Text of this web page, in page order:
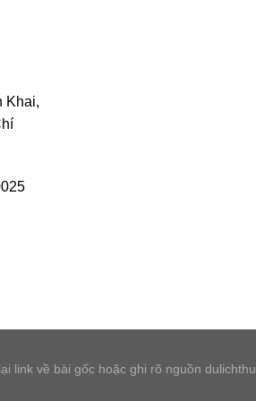
Khai,
link về bài gốc hoặc ghi rõ nguồn